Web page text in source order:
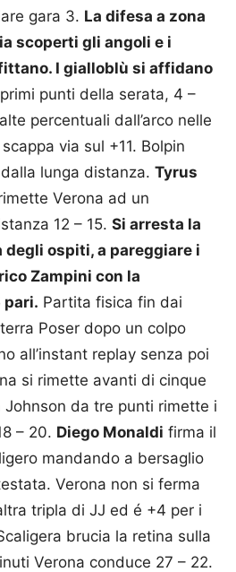
gara 3. La difesa a zona
scoperti gli angoli e i
I gialloblù si affidano
punti della serata, 4 –
percentuali dall’arco nelle
via sul +11. Bolpin
lunga distanza. Tyrus
Verona ad un
12 – 15. Si arresta la
ospiti, a pareggiare i
Zampini con la
pari. Partita fisica fin dai
Poser dopo un colpo
all’instant replay senza poi
si rimette avanti di cinque
Johnson da tre punti rimette i
– 20. Diego Monaldi firma il
mandando a bersaglio
Verona non si ferma
tripla di JJ ed é +4 per i
brucia la retina sulla
Verona conduce 27 – 22.